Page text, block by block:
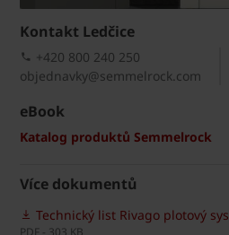
Kontakt Ledčice
+420 800 240 250
objednavky@semmelrock.com
eBook
Katalog produktů Semmelrock
Více dokumentů
Technický list Rivago plotový